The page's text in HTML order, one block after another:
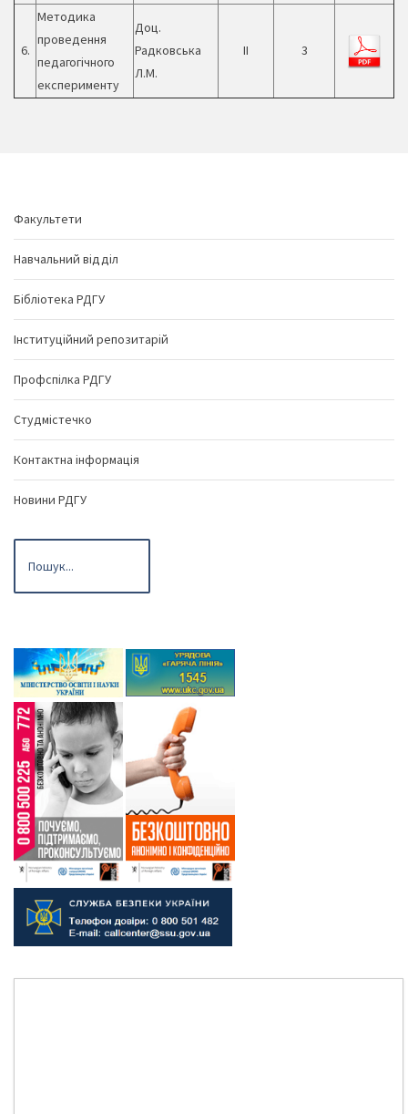
6.
Методика
проведення
педагогічного
експерименту
Доц.
Радковська
Л.М.
ІІ 3
Факультети
Навчальний відділ
Бібліотека РДГУ
Інституційний репозитарій
Профспілка РДГУ
Студмістечко
Контактна інформація
Новини РДГУ